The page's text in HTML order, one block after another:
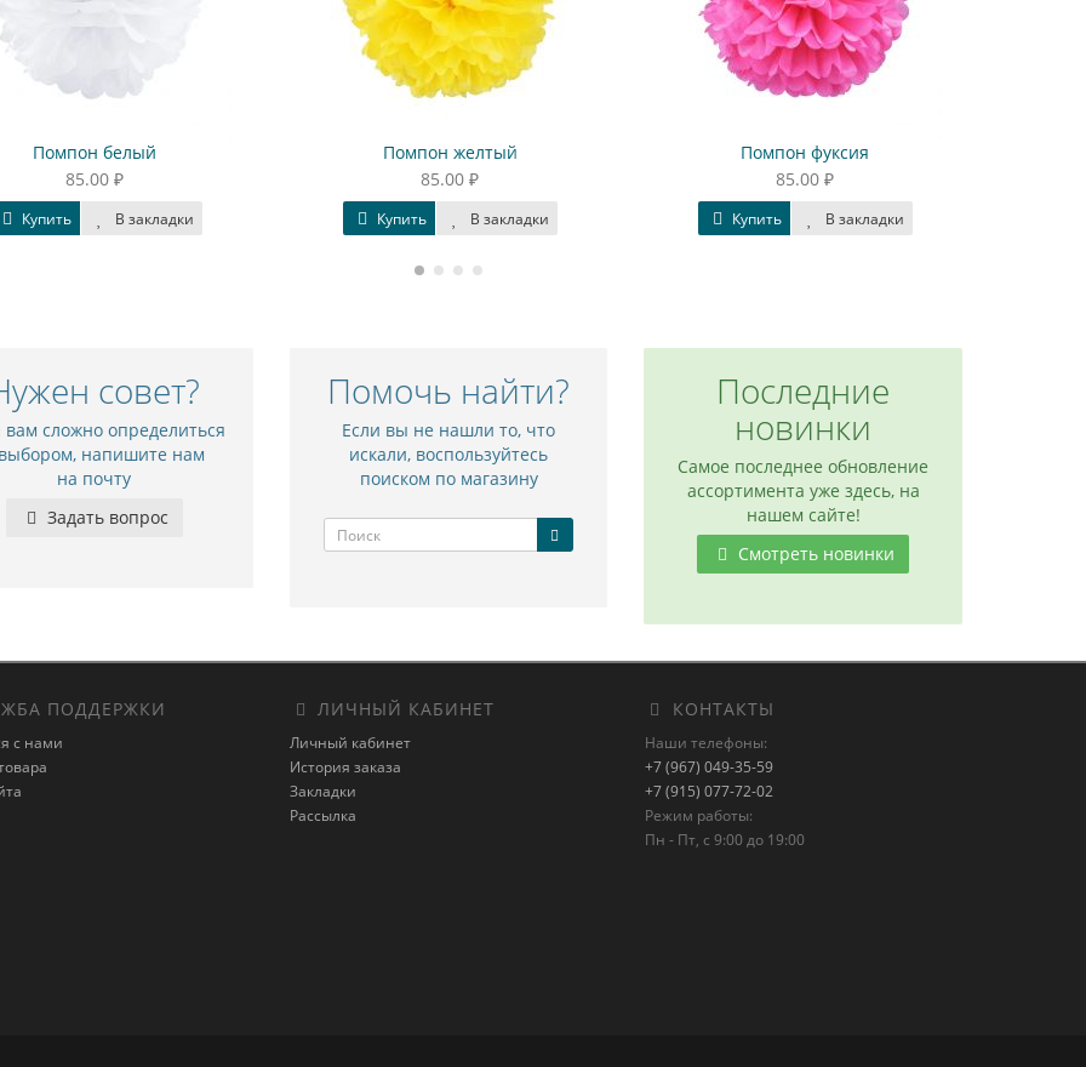
Помпон белый
85.00 ₽
Купить В закладки
Помпон желтый
85.00 ₽
Купить В закладки
Помпон фуксия
85.00 ₽
Купить В закладки
совет?
вам сложно определиться
напишите нам
на почту
Задать вопрос
Помочь найти?
Если вы не нашли то, что
искали, воспользуйтесь
поиском по магазину
Последние
новинки
Самое последнее обновление
ассортимента уже здесь, на
нашем сайте!
Смотреть новинки
ПОДДЕРЖКИ
с нами
ЛИЧНЫЙ КАБИНЕТ
Личный кабинет
История заказа
Закладки
Рассылка
КОНТАКТЫ
Наши телефоны:
+7 (967) 049-35-59
+7 (915) 077-72-02
Режим работы:
Пн - Пт, с 9:00 до 19:00